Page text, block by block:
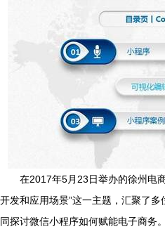
在2017年5月23日举办的徐州电
开发和应用场景”这一主题，汇聚了
同探讨微信小程序如何赋能电子商务